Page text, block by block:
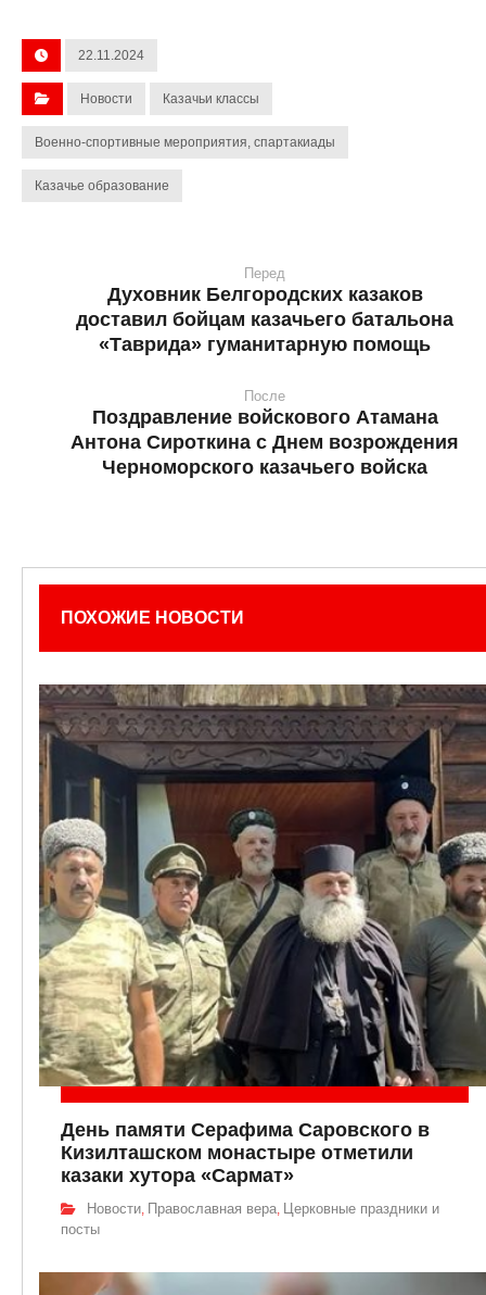
22.11.2024
Новости Казачьи классы
Военно-спортивные мероприятия, спартакиады
Казачье образование
Перед
Духовник Белгородских казаков
доставил бойцам казачьего батальона
«Таврида» гуманитарную помощь
После
Поздравление войскового Атамана
Антона Сироткина с Днем возрождения
Черноморского казачьего войска
ПОХОЖИЕ НОВОСТИ
День памяти Серафима Саровского в
Кизилташском монастыре отметили
казаки хутора «Сармат»
Новости Православная вера Церковные праздники и
посты